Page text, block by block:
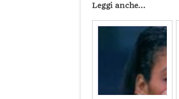
Leggi anche...